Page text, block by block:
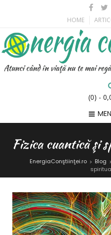
HOME
(0) -
Fizica cuantică şi
EnergiaConştiinţei.ro > Blog >